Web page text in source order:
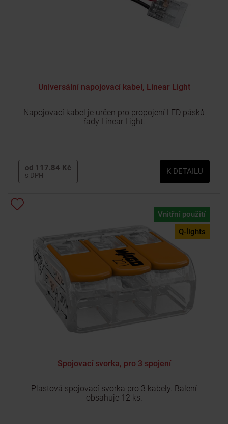
Universální napojovací kabel, Linear Light
Napojovací kabel je určen pro propojení LED pásků
řady Linear Light.
od 117.84 Kč
s DPH K DETAILU
Vnitřní použití
Q-lights
Spojovací svorka, pro 3 spojení
Plastová spojovací svorka pro 3 kabely. Balení
obsahuje 12 ks.